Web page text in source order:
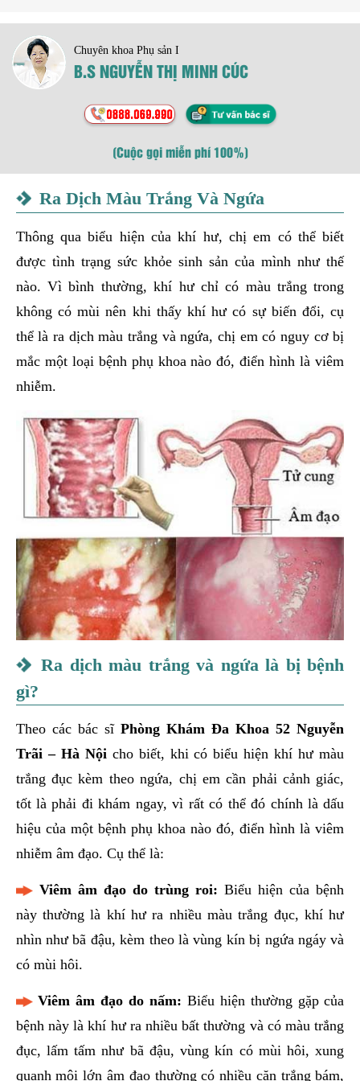
Chuyên khoa Phụ sản I
B.S NGUYỄN THỊ MINH CÚC
(Cuộc gọi miễn phí 100%)
Ra Dịch Màu Trắng Và Ngứa
Thông qua biểu hiện của khí hư, chị em có thể biết
được tình trạng sức khỏe sinh sản của mình như thế
nào. Vì bình thường, khí hư chỉ có màu trắng trong
không có mùi nên khi thấy khí hư có sự biến đổi, cụ
thể là ra dịch màu trắng và ngứa, chị em có nguy cơ bị
mắc một loại bệnh phụ khoa nào đó, điển hình là viêm
nhiễm.
Ra dịch màu trắng và ngứa là bị bệnh
gì?
Theo các bác sĩPhòng Khám Đa Khoa 52 Nguyễn
Trãi – Hà Nộicho biết, khi có biểu hiện khí hư màu
trắng đục kèm theo ngứa, chị em cần phải cảnh giác,
tốt là phải đi khám ngay, vì rất có thể đó chính là dấu
hiệu của một bệnh phụ khoa nào đó, điển hình là viêm
nhiễm âm đạo. Cụ thể là:
Viêm âm đạo do trùng roi: Biểu hiện của bệnh
này thường là khí hư ra nhiều màu trắng đục, khí hư
nhìn như bã đậu, kèm theo là vùng kín bị ngứa ngáy và
có mùi hôi.
Viêm âm đạo do nấm: Biểu hiện thường gặp của
bệnh này là khí hư ra nhiều bất thường và có màu trắng
đục, lấm tấm như bã đậu, vùng kín có mùi hôi, xung
quanh môi lớn âm đạo thường có nhiều cặn trắng bám,